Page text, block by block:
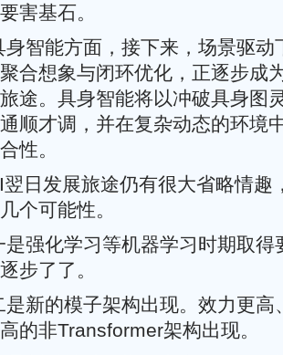
害基石。
能方面，接下来，场景驱动
合想象与闭环优化，正逐步成
途。具身智能将以冲破具身图
顺才调，并在复杂动态的环境
性。
发展旅途仍有很大省略情趣
个可能性。
化学习等机器学习时期取得
步了了。
的模子架构出现。效力更高
的非Transformer架构出现。